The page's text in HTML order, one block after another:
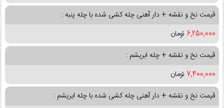
قیمت نخ و نقشه + دار آهنی چله کشی شده با چله پنبه :
6,250,000 تومان
قیمت نخ و نقشه + چله ابریشم :
7,400,000 تومان
قیمت نخ و نقشه + دار آهنی چله کشی شده با چله ابریشم :